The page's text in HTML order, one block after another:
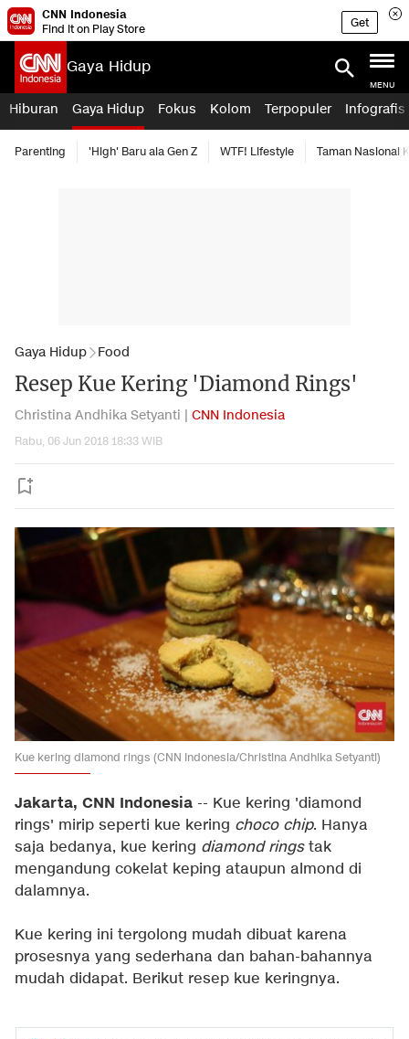
CNN Indonesia
Find it on Play Store
Get
Gaya Hidup
MENU
Hiburan Gaya Hidup Fokus Kolom Terpopuler Infografis
Parenting 'High' Baru ala Gen Z WTF! Lifestyle Taman Nasional
Gaya Hidup Food
Resep Kue Kering 'Diamond Rings'
Christina Andhika Setyanti | CNN Indonesia
Rabu, 06 Jun 2018 18:33 WIB
Kue kering diamond rings (CNN Indonesia/Christina Andhika Setyanti)
Jakarta, CNN Indonesia -- Kue kering 'diamond
rings' mirip seperti kue kering choco chip. Hanya
saja bedanya, kue kering diamond ringstak
mengandung cokelat keping ataupun almond di
dalamnya.
Kue kering ini tergolong mudah dibuat karena
prosesnya yang sederhana dan bahan-bahannya
mudah didapat. Berikut resep kue keringnya.